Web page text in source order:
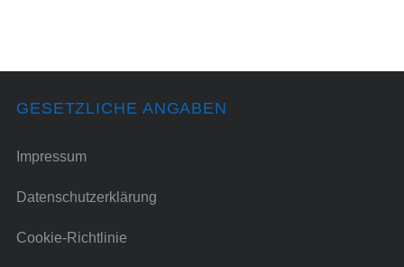
GESETZLICHE ANGABEN
Impressum
Datenschutzerklärung
Cookie-Richtlinie